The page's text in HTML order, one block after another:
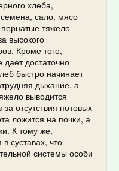
хлеба,
сало, мясо
пернатые тяжело
высокого
Кроме того,
достаточно
быстро начинает
дыхание, а
выводится
отсутствия потовых
ложится на почки, а
К тому же,
суставах, что
системы особи